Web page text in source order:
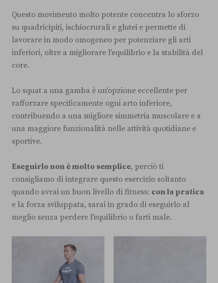
Questo movimento molto potente concentra lo sforzo
su quadricipiti, ischiocrurali e glutei e permette di
lavorare in modo omogeneo per potenziare gli arti
inferiori, oltre a migliorare l'equilibrio e la stabilità del
core.
Lo squat a una gamba è un'opzione eccellente per
rafforzare specificamente ogni arto inferiore,
contribuendo a una migliore simmetria muscolare e a
una maggiore funzionalità nelle attività quotidiane e
sportive.
Eseguirlo non è molto semplice, perciò ti
consigliamo di integrare questo esercizio soltanto
quando avrai un buon livello di fitness: con la pratica
e la forza sviluppata, sarai in grado di eseguirlo al
meglio senza perdere l'equilibrio o farti male.